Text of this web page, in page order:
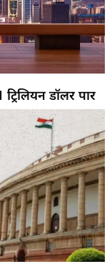
डॉलर पार